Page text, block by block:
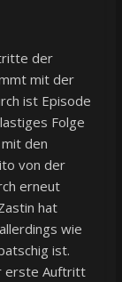
der
mit der
ist Episode
Folge
den
von der
erneut
hat
wie
ist.
erste Auftritt